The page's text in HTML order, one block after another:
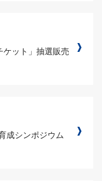
ット」抽選販売
成シンポジウム